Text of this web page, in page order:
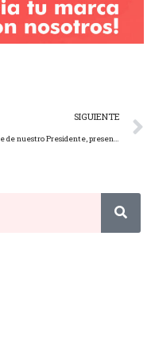
SIGUIENTE
Mensaje de nuestro Presidente, presentando al nuevo Auditor Interno.